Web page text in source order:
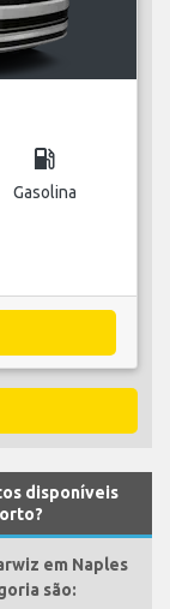
local_gas_station
Gasolina
disponíveis
em Naples
são: